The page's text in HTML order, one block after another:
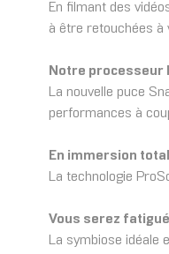
En filmant des
à être retouchées à
Notre processeur
La nouvelle puce
performances à
En immersion
La technologie
Vous serez
La symbiose idéale